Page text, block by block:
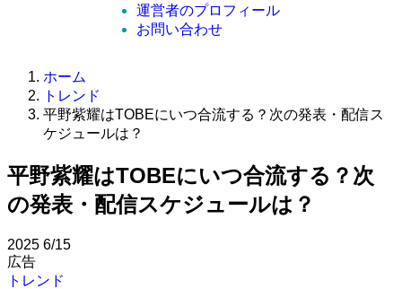
運営者のプロフィール
お問い合わせ
ホーム
トレンド
平野紫耀はTOBEにいつ合流する？次の発表・配信ス
ケジュールは？
平野紫耀はTOBEにいつ合流する？次
の発表・配信スケジュールは？
2025 6/15
広告
トレンド